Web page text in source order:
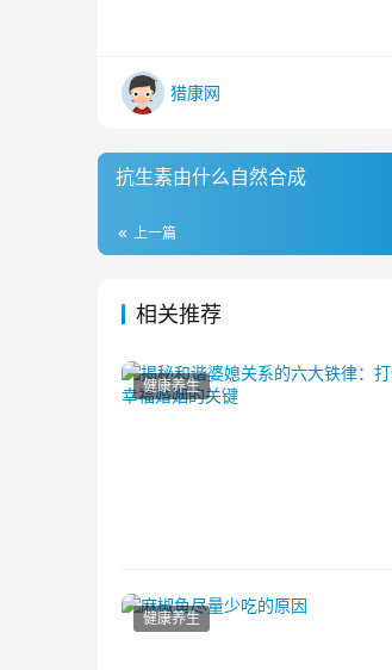
猎康网
抗生素由什么自然合成
上一篇
相关推荐
健康养生
健康养生